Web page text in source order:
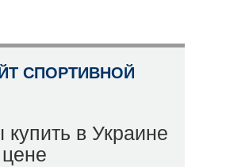
СПОРТИВНОЙ
в Украине